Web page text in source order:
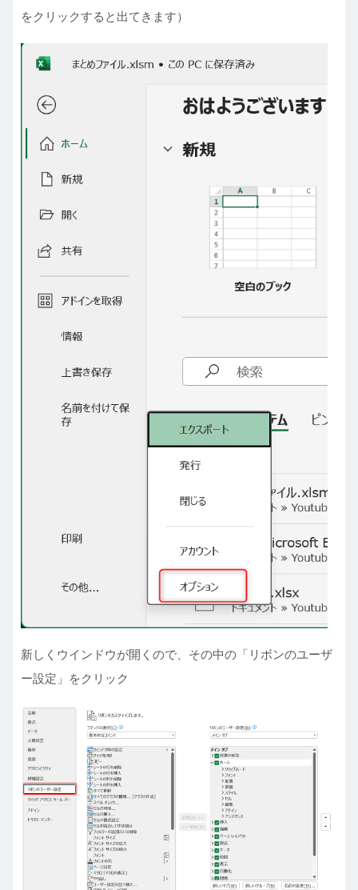
をクリックすると出てきます）
新しくウインドウが開くので、その中の「リボンのユーザ
ー設定」をクリック